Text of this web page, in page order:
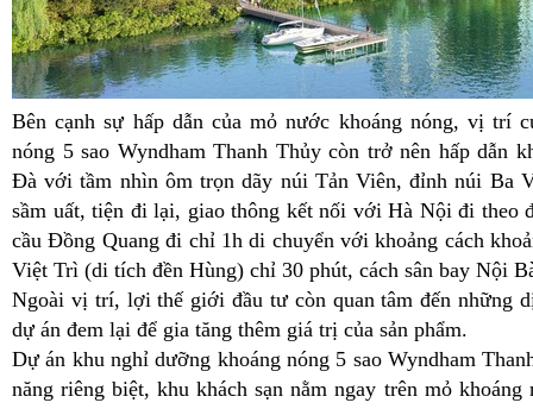
Bên cạnh sự hấp dẫn của mỏ nước khoáng nóng, vị trí
nóng 5 sao Wyndham Thanh Thủy còn trở nên hấp dẫn
Đà với tầm nhìn ôm trọn dãy núi Tản Viên, đỉnh núi Ba
sầm uất, tiện đi lại, giao thông kết nối với Hà Nội đi theo
cầu Đồng Quang đi chỉ 1h di chuyển với khoảng cách
Việt Trì (di tích đền Hùng) chỉ 30 phút, cách sân bay Nội
Ngoài vị trí, lợi thế giới đầu tư còn quan tâm đến những
dự án đem lại để gia tăng thêm giá trị của sản phẩm.
Dự án khu nghỉ dưỡng khoáng nóng 5 sao Wyndham
năng riêng biệt, khu khách sạn nằm ngay trên mỏ